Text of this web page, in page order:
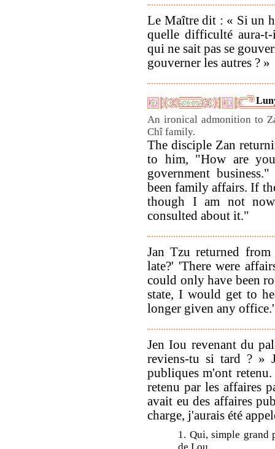
Le Maître dit : « Si un
quelle difficulté aura-
qui ne sait pas se
gouverner les autres ? »
An ironical admonition to
Chî family.
The disciple Zan
to him, "How are
government
been family affairs. If
though I am not
consulted about it."
Jan Tzu returned
late?' 'There were
could only have been
state, I would get to
longer given any office.'
Jen Iou revenant du
reviens-tu si tard ? »
publiques m'ont
retenu par les affaires
avait eu des affaires
charge, j'aurais été
1. Qui, simple grand
de Lou.